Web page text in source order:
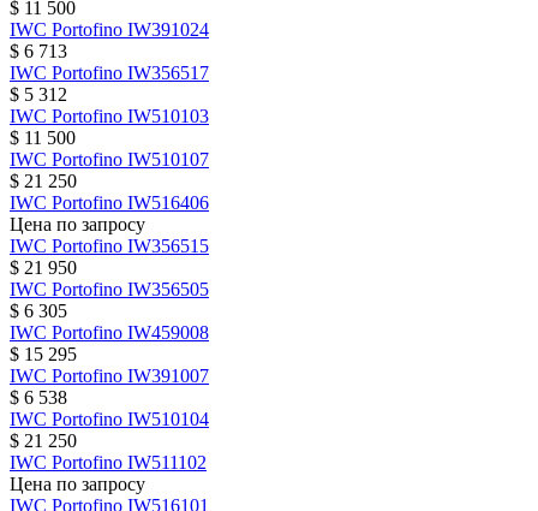
$ 11 500
IWC Portofino IW391024
$ 6 713
IWC Portofino IW356517
$ 5 312
IWC Portofino IW510103
$ 11 500
IWC Portofino IW510107
$ 21 250
IWC Portofino IW516406
Цена по запросу
IWC Portofino IW356515
$ 21 950
IWC Portofino IW356505
$ 6 305
IWC Portofino IW459008
$ 15 295
IWC Portofino IW391007
$ 6 538
IWC Portofino IW510104
$ 21 250
IWC Portofino IW511102
Цена по запросу
IWC Portofino IW516101